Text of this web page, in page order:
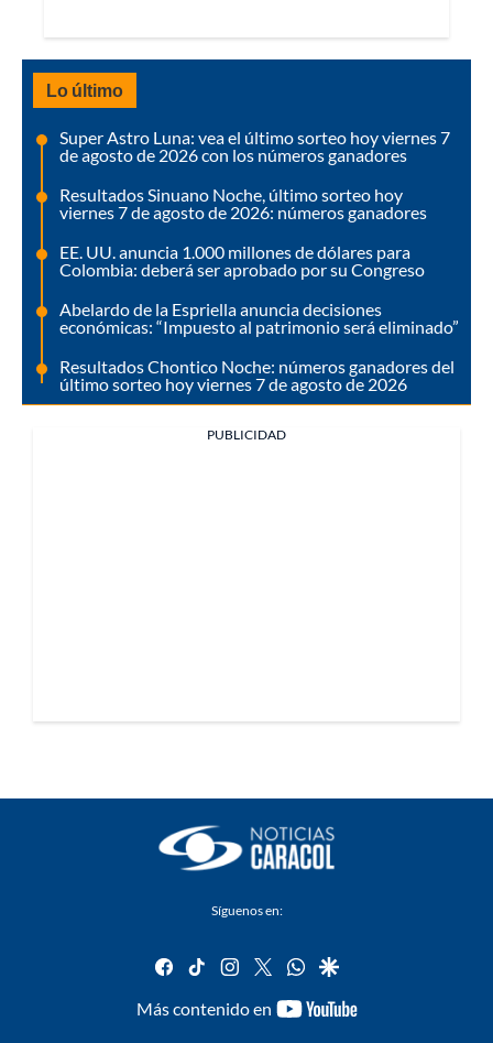
Lo último
Super Astro Luna: vea el último sorteo hoy viernes 7
de agosto de 2026 con los números ganadores
Resultados Sinuano Noche, último sorteo hoy
viernes 7 de agosto de 2026: números ganadores
EE. UU. anuncia 1.000 millones de dólares para
Colombia: deberá ser aprobado por su Congreso
Abelardo de la Espriella anuncia decisiones
económicas: “Impuesto al patrimonio será eliminado”
Resultados Chontico Noche: números ganadores del
último sorteo hoy viernes 7 de agosto de 2026
PUBLICIDAD
Síguenos en:
facebook
tiktok instagram
twitterwhatsapp
google
Más contenido en
youtube-